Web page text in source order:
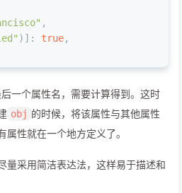
,
)]: true,
一个属性名，需要计算得到。这时
obj 的时候，将该属性与其他属性
性就在一个地方定义了。
量采用简洁表达法，这样易于描述和